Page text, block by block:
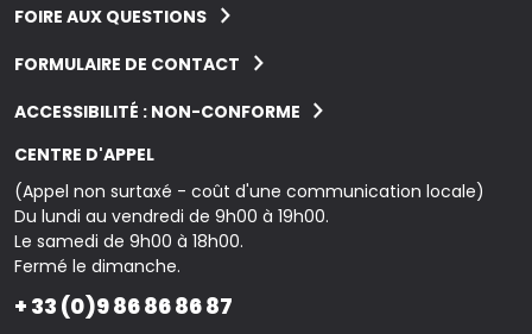
FOIRE AUX QUESTIONS
FORMULAIRE DE CONTACT
ACCESSIBILITÉ : NON-CONFORME
CENTRE D'APPEL
(Appel non surtaxé - coût d'une communication locale)
Du lundi au vendredi de 9h00 à 19h00.
Le samedi de 9h00 à 18h00.
Fermé le dimanche.
+ 33 (0)9 86 86 86 87